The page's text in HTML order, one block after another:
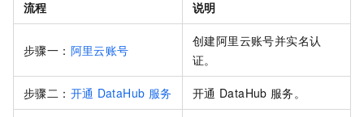
流程 说明
步骤一： 阿里云账号
创建阿里云账号并实名认
证。
步骤二： 开通 DataHub 服务 开通 DataHub 服务。